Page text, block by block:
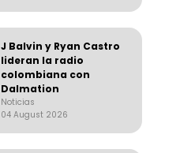
J Balvin y Ryan Castro
lideran la radio
colombiana con
Dalmation
Noticias
04 August 2026